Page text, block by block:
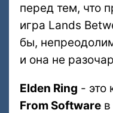
перед тем, что
игра Lands
бы,
и она не
Elden Ring - это
From Software